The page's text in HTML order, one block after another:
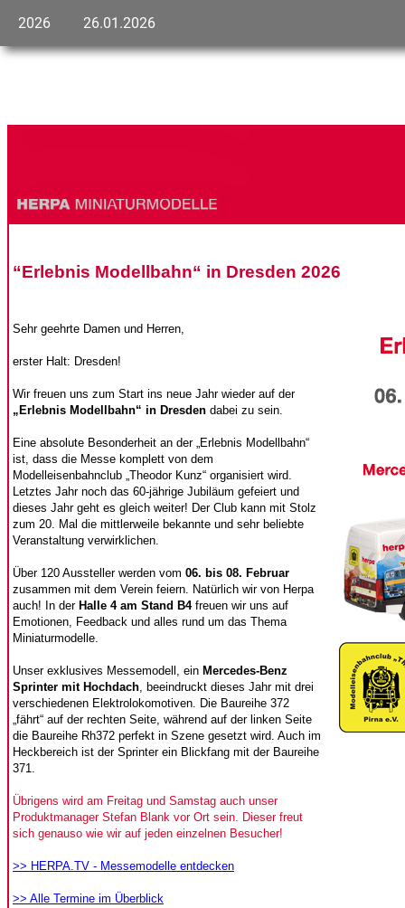
2026 26.01.2026
“Erlebnis Modellbahn“ in Dresden 2026
Sehr geehrte Damen und Herren,
erster Halt: Dresden!
Wir freuen uns zum Start ins neue Jahr wieder auf der
„Erlebnis Modellbahn“ in Dresden dabei zu sein.
Eine absolute Besonderheit an der „Erlebnis Modellbahn“
ist, dass die Messe komplett von dem
Modelleisenbahnclub „Theodor Kunz“ organisiert wird.
Letztes Jahr noch das 60-jährige Jubiläum gefeiert und
dieses Jahr geht es gleich weiter! Der Club kann mit Stolz
zum 20. Mal die mittlerweile bekannte und sehr beliebte
Veranstaltung verwirklichen.
Über 120 Aussteller werden vom 06. bis 08. Februar
zusammen mit dem Verein feiern. Natürlich wir von Herpa
auch! In derHalle 4 am Stand B4freuen wir uns auf
Emotionen, Feedback und alles rund um das Thema
Miniaturmodelle.
Unser exklusives Messemodell, ein Mercedes-Benz
Sprinter mit Hochdach, beeindruckt dieses Jahr mit drei
verschiedenen Elektrolokomotiven. Die Baureihe 372
„fährt“ auf der rechten Seite, während auf der linken Seite
die Baureihe Rh372 perfekt in Szene gesetzt wird. Auch im
Heckbereich ist der Sprinter ein Blickfang mit der Baureihe
371.
Übrigens wird am Freitag und Samstag auch unser
Produktmanager Stefan Blank vor Ort sein. Dieser freut
sich genauso wie wir auf jeden einzelnen Besucher!
>> HERPA.TV - Messemodelle entdecken
>> Alle Termine im Überblick